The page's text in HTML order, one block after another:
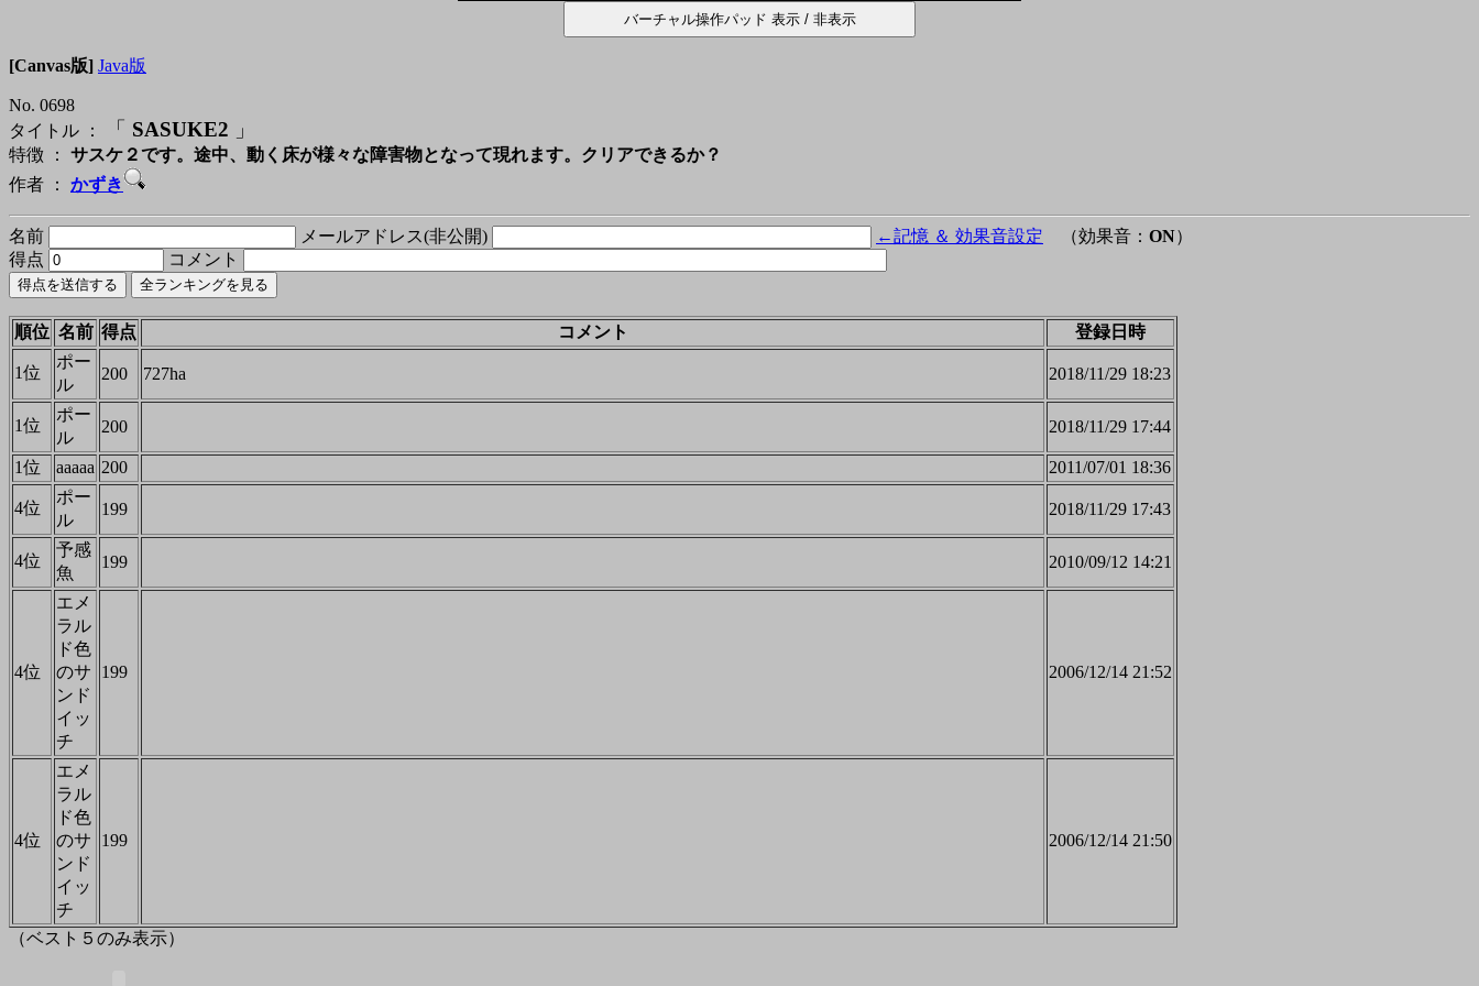
[Canvas版] Java版
No. 0698
タイトル ：
「 SASUKE2 」
特徴 ： サスケ２です。途中、動く床が様々な障害物となって現れます。クリアできるか？
作者 ： かずき
名前 メールアドレス(非公開) ←記憶 ＆ 効果音設定 （効果音： ON）
得点
コメント
順位 名前 得点 コメント 登録日時
1位
ポー
ル
200 727ha 2018/11/29 18:23
1位
ポー
ル
200 2018/11/29 17:44
1位 aaaaa 200 2011/07/01 18:36
4位
ポー
ル
199 2018/11/29 17:43
4位
予感
魚
199 2010/09/12 14:21
4位
エメ
ラル
ド色
のサ
ンド
イッ
チ
199 2006/12/14 21:52
4位
エメ
ラル
ド色
のサ
ンド
イッ
チ
199 2006/12/14 21:50
（ベスト５のみ表示）